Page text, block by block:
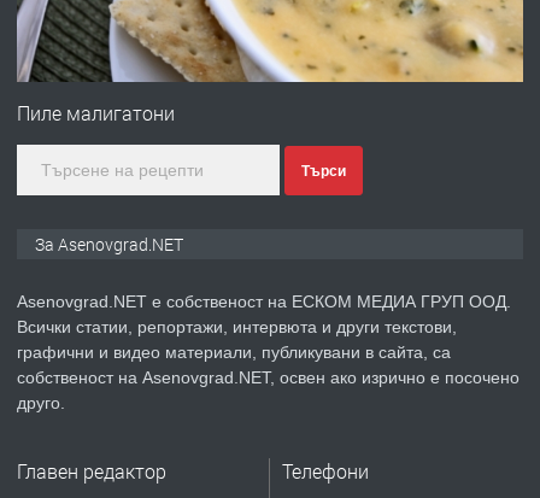
преди 1 година
ПРЕДЛАГА
Професионална зеленчукорезачка
преди 2 години
ПРЕДЛАГА
Давам индивидуалани уроци по
Пиле малигатони
Търси
За Asenovgrad.NET
Asenovgrad.NET е собственост на ЕСКОМ МЕДИА ГРУП ООД.
Всички статии, репортажи, интервюта и други текстови,
графични и видео материали, публикувани в сайта, са
собственост на Asenovgrad.NET, освен ако изрично е посочено
друго.
Главен редактор Телефони